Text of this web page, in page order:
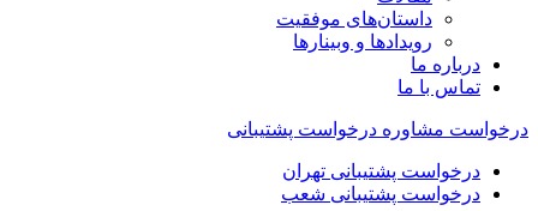
داستان‌های موفقیت
رویدادها و وبینارها
درباره ما
تماس با ما
درخواست مشاوره درخواست پشتیبانی
درخواست پشتیبانی تهران
درخواست پشتیبانی شعب